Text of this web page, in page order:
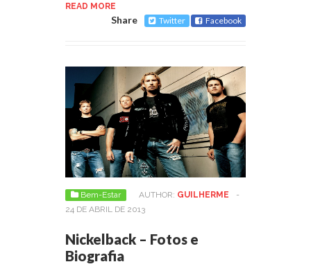
READ MORE
Share Twitter Facebook
Bem-Estar AUTHOR: GUILHERME
-
24 DE ABRIL DE 2013
Nickelback – Fotos e
Biografia